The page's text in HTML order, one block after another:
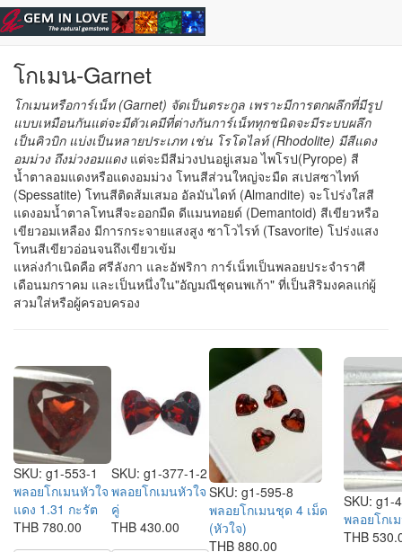
ข้ามไปยังเนื้อหาหลัก
เลือกอัญมณี
โกเมน-Garnet
โกเมนหรือการ์เน็ท (Garnet) จัดเป็นตระกูล เพราะมีการตกผลึกที่มีรูป
แบบเหมือนกันแต่จะมีตัวเคมีที่ต่างกันการ์เน็ททุกชนิดจะมีระบบผลึก
เป็นคิวบิก แบ่งเป็นหลายประเภท เช่น โรโดไลท์ (Rhodolite) มีสีแดง
อมม่วง ถึงม่วงอมแดง แต่จะมีสีม่วงปนอยู่เสมอ ไพโรป(Pyrope) สี
น้ำตาลอมแดงหรือแดงอมม่วง โทนสีส่วนใหญ่จะมืด สเปสซาไทท์
(Spessatite) โทนสีติดส้มเสมอ อัลมันไดท์ (Almandite) จะโปร่งใสสี
แดงอมน้ำตาลโทนสีจะออกมืด ดีแมนทอยด์ (Demantoid) สีเขียวหรือ
เขียวอมเหลือง มีการกระจายแสงสูง ซาโวไรท์ (Tsavorite) โปร่งแสง
โทนสีเขียวอ่อนจนถึงเขียวเข้ม
แหล่งกำเนิดคือ ศรีลังกา และอัฟริกา การ์เน็ทเป็นพลอยประจำราศี
เดือนมกราคม และเป็นหนึ่งใน"อัญมณีชุดนพเก้า" ที่เป็นสิริมงคลแก่ผู้
สวมใส่หรือผู้ครอบครอง
SKU: g1-553-1
พลอยโกเมนหัวใจ
แดง 1.31 กะรัต
THB 780.00
SKU: g1-377-1-2
พลอยโกเมนหัวใจ
คู่
THB 430.00
SKU: g1-595-8
พลอยโกเมนชุด 4 เม็ด
(หัวใจ)
THB 880.00
SKU: g1-
พลอยโกเ
THB